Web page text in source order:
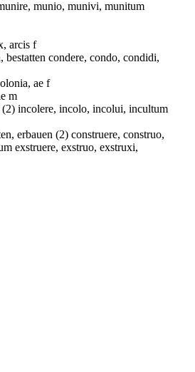
munio, munivi, munitum
arcis f
bestatten condere, condo, condidi,
ae f
m
(2) incolere, incolo, incolui, incultum
erbauen (2) construere, construo,
exstruere, exstruo, exstruxi,